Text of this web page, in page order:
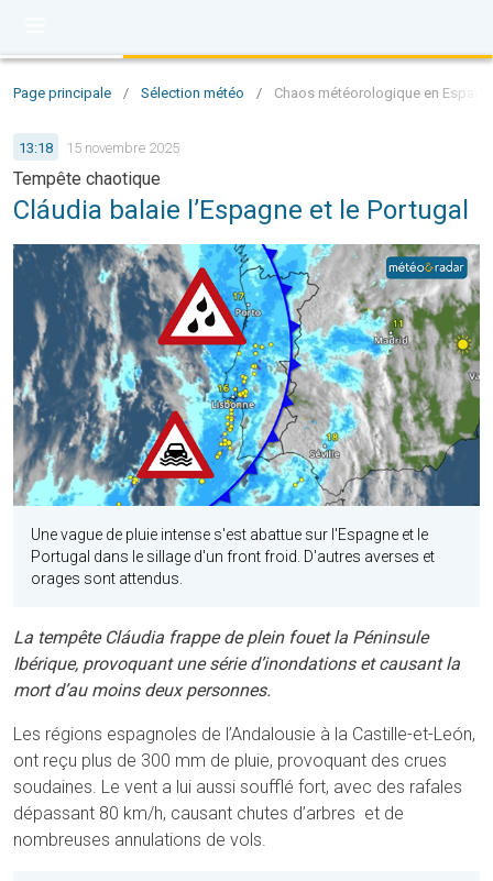
Page principale / Sélection météo / Chaos météorologique en
13:18 15 novembre 2025
Tempête chaotique
Cláudia balaie l’Espagne et le Portugal
Une vague de pluie intense s'est abattue sur l'Espagne et le
Portugal dans le sillage d'un front froid. D'autres averses et
orages sont attendus.
La tempête Cláudia frappe de plein fouet la Péninsule
Ibérique, provoquant une série d’inondations et causant la
mort d’au moins deux personnes.
Les régions espagnoles de l’Andalousie à la Castille-et-León,
ont reçu plus de 300 mm de pluie, provoquant des crues
soudaines. Le vent a lui aussi soufflé fort, avec des rafales
dépassant 80 km/h, causant chutes d’arbres et de
nombreuses annulations de vols.